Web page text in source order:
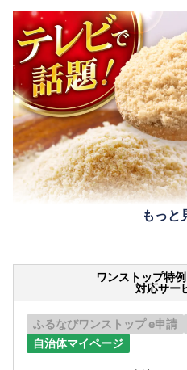
もっと
ワンストップ特
対応サー
ふるなびワンストップ e申請
自治体マイページ